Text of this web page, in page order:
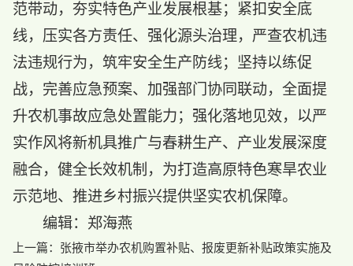
范带动，夯实特色产业发展根基；紧扣安全底
线，压实各方责任、强化源头治理，严查农机违
法违规行为，筑牢安全生产防线；坚持以练促
战，完善应急预案、加强部门协同联动，全面提
升农机事故应急处置能力；强化落地见效，以严
实作风将新机具推广与春耕生产、产业发展深度
融合，健全长效机制，为打造高原特色寒旱农业
示范地、推进乡村振兴提供坚实农机保障。
编辑：郑海燕
上一篇： 张掖市举办农机购置补贴、报废更新补贴政策实施及